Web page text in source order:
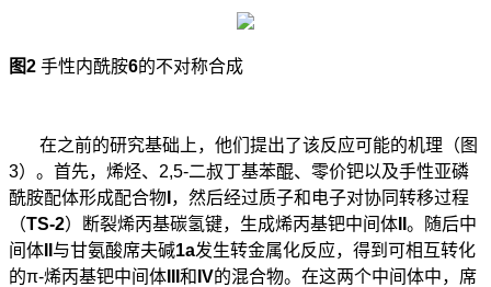
图2 手性内酰胺6的不对称合成
在之前的研究基础上，他们提出了该反应可能的机理（图
3）。首先，烯烃、 2,5-二叔丁基苯醌、零价钯以及手性亚磷
酰胺配体形成配合物 ，然后经过质子和电子对协同转移过程
（TS-2）断裂烯丙基碳氢键，生成烯丙基钯中间体 。随后中
间体 与甘氨酸席夫碱1a发生转金属化反应，得到可相互转化
的π-烯丙基钯中间体 和 IV的混合物。在这两个中间体中，席